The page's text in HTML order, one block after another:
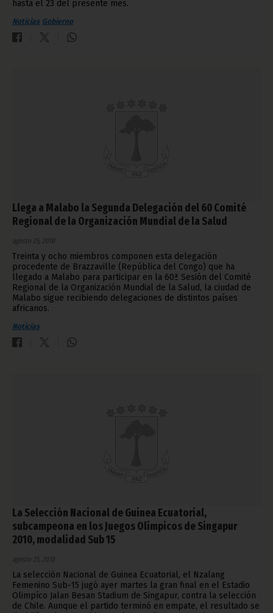
hasta el 23 del presente mes.
Noticias Gobierno
Llega a Malabo la Segunda Delegación del 60 Comité
Regional de la Organización Mundial de la Salud
agosto 25, 2010
Treinta y ocho miembros componen esta delegación
procedente de Brazzaville (República del Congo) que ha
llegado a Malabo para participar en la 60ª Sesión del Comité
Regional de la Organización Mundial de la Salud, la ciudad de
Malabo sigue recibiendo delegaciones de distintos países
africanos.
Noticias
La Selección Nacional de Guinea Ecuatorial,
subcampeona en los Juegos Olímpicos de Singapur
2010, modalidad Sub 15
agosto 25, 2010
La selección Nacional de Guinea Ecuatorial, el Nzalang
Femenino Sub-15 jugó ayer martes la gran final en el Estadio
Olimpíco Jalan Besan Stadium de Singapur, contra la selección
de Chile. Aunque el partido terminó en empate, el resultado se